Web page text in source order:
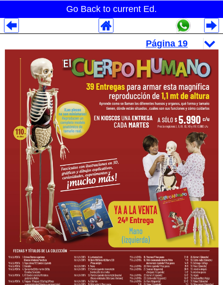
Go Back to current Ed.
Despliegues Analytics
Despliegues Totales
Despliegues por Rubros